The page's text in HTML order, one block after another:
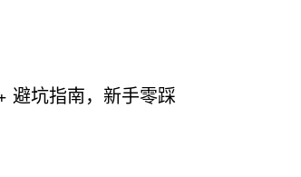
避坑指南，新手零踩